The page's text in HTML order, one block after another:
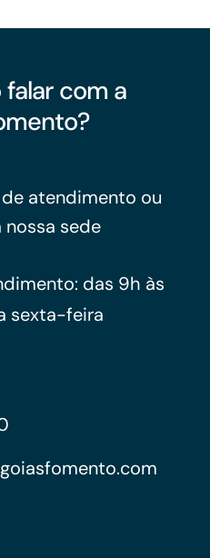
com a
atendimento ou
nossa sede
das 9h às
sexta-feira